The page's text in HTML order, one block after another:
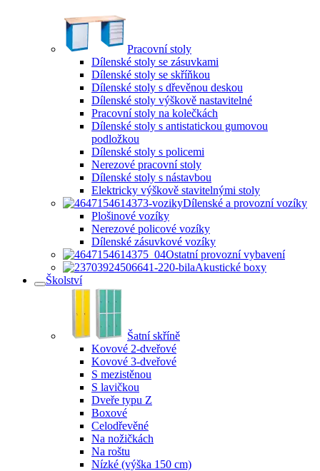
Pracovní stoly
Dílenské stoly se zásuvkami
Dílenské stoly se skříňkou
Dílenské stoly s dřevěnou deskou
Dílenské stoly výškově nastavitelné
Pracovní stoly na kolečkách
Dílenské stoly s antistatickou gumovou
podložkou
Dílenské stoly s policemi
Nerezové pracovní stoly
Dílenské stoly s nástavbou
Elektricky výškově stavitelnými stoly
Dílenské a provozní vozíky
Plošinové vozíky
Nerezové policové vozíky
Dílenské zásuvkové vozíky
Ostatní provozní vybavení
Akustické boxy
Školství
Šatní skříně
Kovové 2-dveřové
Kovové 3-dveřové
S mezistěnou
S lavičkou
Dveře typu Z
Boxové
Celodřevěné
Na nožičkách
Na roštu
Nízké (výška 150 cm)